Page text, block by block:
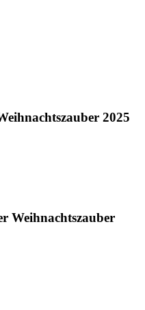
2025
Weihnachtszauber